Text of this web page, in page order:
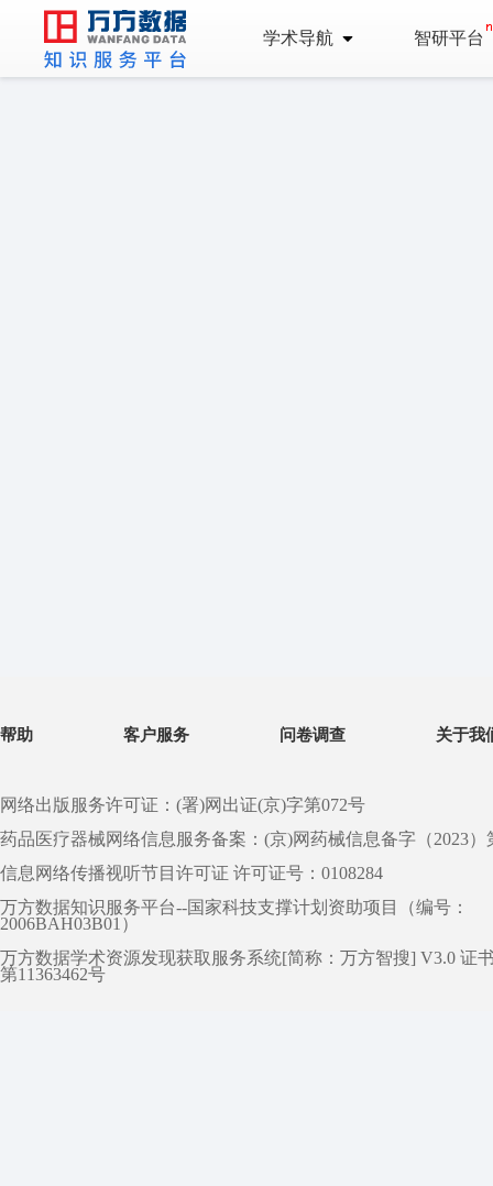
学术导航 智研平台
帮助 客户服务 问卷调查 关于我
网络出版服务许可证：(署)网出证(京)字第072号
药品医疗器械网络信息服务备案：(京)网药械信息备字（2023）
信息网络传播视听节目许可证 许可证号：0108284
万方数据知识服务平台--国家科技支撑计划资助项目（编号：
2006BAH03B01）
万方数据学术资源发现获取服务系统[简称：万方智搜] V3.0 证
第11363462号